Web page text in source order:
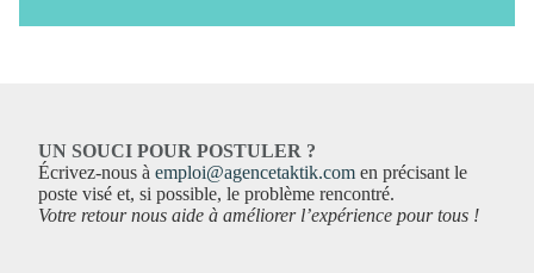
UN SOUCI POUR POSTULER ?
Écrivez-nous à emploi@agencetaktik.com en précisant le
poste visé et, si possible, le problème rencontré.
Votre retour nous aide à améliorer l’expérience pour tous !